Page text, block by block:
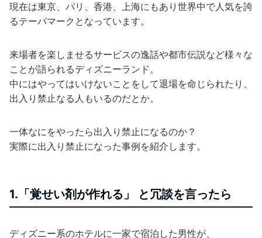
現在は東京、パリ、香港、上海にもあり世界中で人気を誇
るテーパマークとなっています。
来場者を楽しませるサービスの逸話や都市伝説など様々な
ことが語られるディズニーランド。
中にはやってはいけないことをして退場を命じられたり、
出入り禁止なる人もいるのだとか。
一体なにをやったら出入り禁止になるのか？
実際に出入り禁止になった事例を紹介します。
1.「覚せい剤が作れる」 と冗談を言ったら
ディズニー系のホテルに一家で宿泊した男性が、